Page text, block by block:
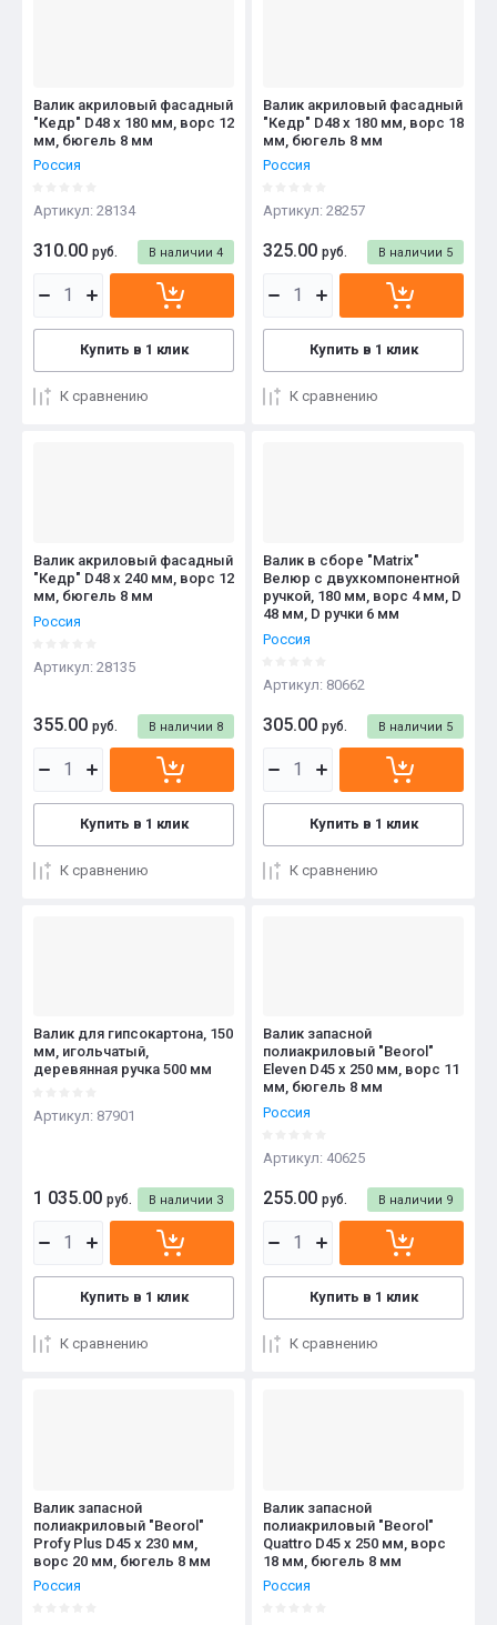
Валик акриловый фасадный
"Кедр" D48 x 180 мм, ворс 12
мм, бюгель 8 мм
Россия
Артикул: 28134
В наличии 4
310.00 руб.
Купить в 1 клик
К сравнению
Валик акриловый фасадный
"Кедр" D48 x 180 мм, ворс 18
мм, бюгель 8 мм
Россия
Артикул: 28257
В наличии 5
325.00 руб.
Купить в 1 клик
К сравнению
Валик акриловый фасадный
"Кедр" D48 x 240 мм, ворс 12
мм, бюгель 8 мм
Россия
Артикул: 28135
В наличии 8
355.00 руб.
Купить в 1 клик
К сравнению
Валик в сборе "Matrix"
Велюр с двухкомпонентной
ручкой, 180 мм, ворс 4 мм, D
48 мм, D ручки 6 мм
Россия
Артикул: 80662
В наличии 5
305.00 руб.
Купить в 1 клик
К сравнению
Валик для гипсокартона, 150
мм, игольчатый,
деревянная ручка 500 мм
Артикул: 87901
В наличии 3
1 035.00 руб.
Купить в 1 клик
К сравнению
Валик запасной
полиакриловый "Beorol"
Eleven D45 x 250 мм, ворс 11
мм, бюгель 8 мм
Россия
Артикул: 40625
В наличии 9
255.00 руб.
Купить в 1 клик
К сравнению
Валик запасной
полиакриловый "Beorol"
Profy Plus D45 x 230 мм,
ворс 20 мм, бюгель 8 мм
Россия
Валик запасной
полиакриловый "Beorol"
Quattro D45 x 250 мм, ворс
18 мм, бюгель 8 мм
Россия